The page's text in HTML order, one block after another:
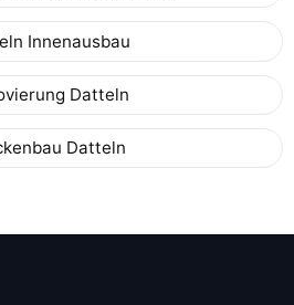
Innenausbau
Datteln
Datteln